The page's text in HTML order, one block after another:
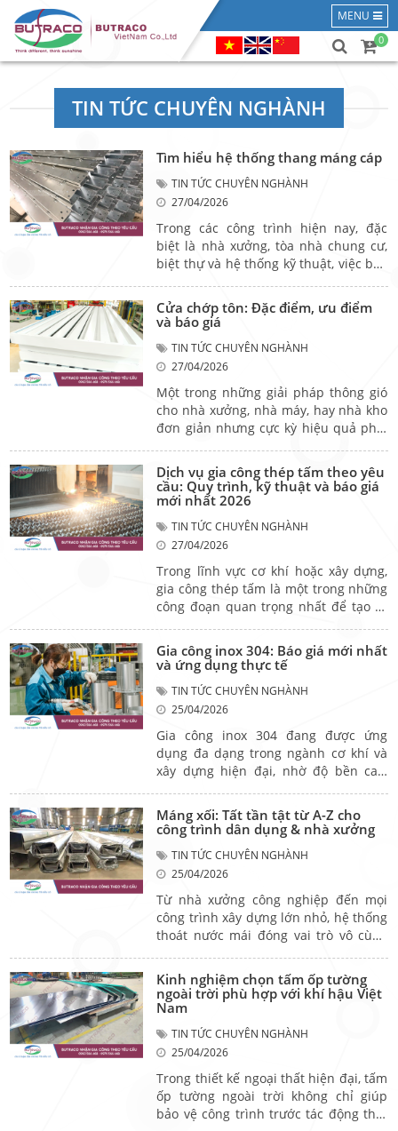
MENU
0
TIN TỨC CHUYÊN NGHÀNH
Tìm hiểu hệ thống thang máng cáp
TIN TỨC CHUYÊN NGHÀNH
27/04/2026
Trong các công trình hiện nay, đặc
biệt là nhà xưởng, tòa nhà chung cư,
biệt thự và hệ thống kỹ thuật, việc bảo
cùng quan trọng. Một trong những
giải pháp hiệu quả và phổ biến đó là
sử dụng hệ thống thang máng cáp.
Không chỉ giúp việc sắp xếp đường
dây được gọn gàng, an toàn, thang
máng cáp còn giúp nâng cao tuổi thọ
hệ thống và tối ưu không gian lắp đặt.
Vậy thang máng cáp là gì? Cấu tạo và
ứng dụng ra sao? Hãy cùng tìm hiểu
Cửa chớp tôn: Đặc điểm, ưu điểm
và báo giá
TIN TỨC CHUYÊN NGHÀNH
27/04/2026
Một trong những giải pháp thông gió
cho nhà xưởng, nhà máy, hay nhà kho
đơn giản nhưng cực kỳ hiệu quả phải
giúp lưu thông không khí, dòng sản
phẩm này còn đảm bảo độ bền, chi
phí hợp lý và dễ thi công. Vậy cửa
chớp tôn thông gió có gì nổi bật? Báo
giá mới nhất? Hãy cùng tìm hiểu chi
tiết qua bài viết dưới đây.
Dịch vụ gia công thép tấm theo yêu
cầu: Quy trình, kỹ thuật và báo giá
mới nhất 2026
TIN TỨC CHUYÊN NGHÀNH
27/04/2026
Trong lĩnh vực cơ khí hoặc xây dựng,
gia công thép tấm là một trong những
công đoạn quan trọng nhất để tạo ra
hạng mục từ dân dụng đến công
nghiệp. Các hoạt động từ cắt, chấn,
dập, tạo hình,...mỗi bước đều yêu cầu
độ chính xác cao để đảm bảo chất
lượng sản phẩm. Vậy gia công thép
tấm theo yêu cầu có những hoạt động
gì? Giá ra sao? Cùng tìm hiểu chi tiết
trong bài viết dưới đây.
Gia công inox 304: Báo giá mới nhất
và ứng dụng thực tế
TIN TỨC CHUYÊN NGHÀNH
25/04/2026
Gia công inox 304 đang được ứng
dụng đa dạng trong ngành cơ khí và
xây dựng hiện đại, nhờ độ bền cao,
vượt trội. Từ các hạng mục dân dụng
nhỏ đến hạng mục cho nhà xưởng
công nghiệp, inox 304 luôn đáp ứng
tốt cả về chất lượng và tuổi thọ. Vậy
hiện nay những yếu tố nào ảnh hưởng
đến chất lượng, cũng như giá gia công
inox 304? Cùng tìm hiểu trong bài viết
dưới đây nhé!
Máng xối: Tất tần tật từ A-Z cho
công trình dân dụng & nhà xưởng
TIN TỨC CHUYÊN NGHÀNH
25/04/2026
Từ nhà xưởng công nghiệp đến mọi
công trình xây dựng lớn nhỏ, hệ thống
thoát nước mái đóng vai trò vô cùng
và thi công đúng cách, mái có thể bị
thấm dột, hư hại và ảnh hưởng đến
tuổi thọ công trình do ảnh hưởng từ
nước mưa. Vì vậy, máng xối chính là
giải pháp then chốt giúp thu gom và
dẫn nước cho mái hiệu quả. Vậy máng
xối là gì? cấu tạo ra sao, gia công như
thế nào? Hãy tìm hiểu chi tiết trong
bài viết dưới đây.
Kinh nghiệm chọn tấm ốp tường
ngoài trời phù hợp với khí hậu Việt
Nam
TIN TỨC CHUYÊN NGHÀNH
25/04/2026
Trong thiết kế ngoại thất hiện đại, tấm
ốp tường ngoài trời không chỉ giúp
bảo vệ công trình trước tác động thời